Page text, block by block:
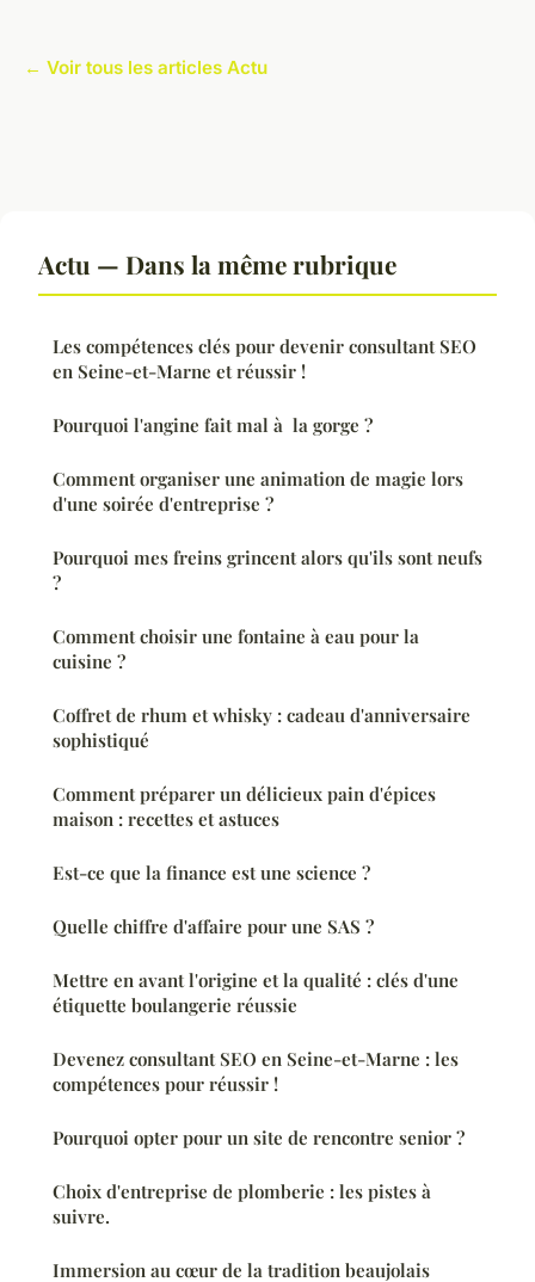
← Voir tous les articles Actu
Actu — Dans la même rubrique
Les compétences clés pour devenir consultant SEO
en Seine-et-Marne et réussir !
Pourquoi l'angine fait mal à la gorge ?
Comment organiser une animation de magie lors
d'une soirée d'entreprise ?
Pourquoi mes freins grincent alors qu'ils sont neufs
?
Comment choisir une fontaine à eau pour la
cuisine ?
Coffret de rhum et whisky : cadeau d'anniversaire
sophistiqué
Comment préparer un délicieux pain d'épices
maison : recettes et astuces
Est-ce que la finance est une science ?
Quelle chiffre d'affaire pour une SAS ?
Mettre en avant l'origine et la qualité : clés d'une
étiquette boulangerie réussie
Devenez consultant SEO en Seine-et-Marne : les
compétences pour réussir !
Pourquoi opter pour un site de rencontre senior ?
Choix d'entreprise de plomberie : les pistes à
suivre.
Immersion au cœur de la tradition beaujolais